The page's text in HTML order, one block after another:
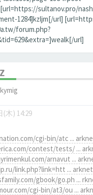
sultanov.pro/
1284]kzljm[/url]
forum.php?
url]
(木) 14:29
cgi-bin/atc ...
contest/tests/ ...
arnavut ...
link.php?link=htt ...
gbook/go.ph ...
cgi-bin/at3/ou ...